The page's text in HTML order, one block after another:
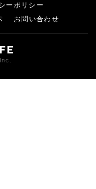
ーポリシー
お問い合わせ